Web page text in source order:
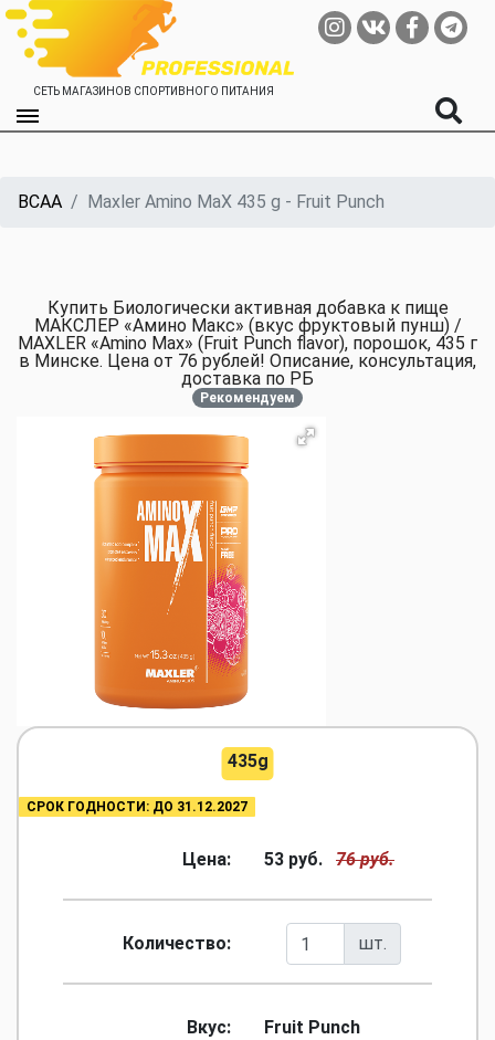
СЕТЬ МАГАЗИНОВ СПОРТИВНОГО ПИТАНИЯ
BCAA Maxler Amino MaX 435 g - Fruit Punch
Купить Биологически активная добавка к пище
МАКСЛЕР «Амино Макс» (вкус фруктовый пунш) /
MAXLER «Amino Max» (Fruit Punch flavor), порошок, 435 г
в Минске. Цена от 76 рублей! Описание, консультация,
доставка по РБ
Рекомендуем
435g
СРОК ГОДНОСТИ: ДО 31.12.2027
Цена: 53 руб. 76 руб.
Количество: шт.
Вкус: Fruit Punch